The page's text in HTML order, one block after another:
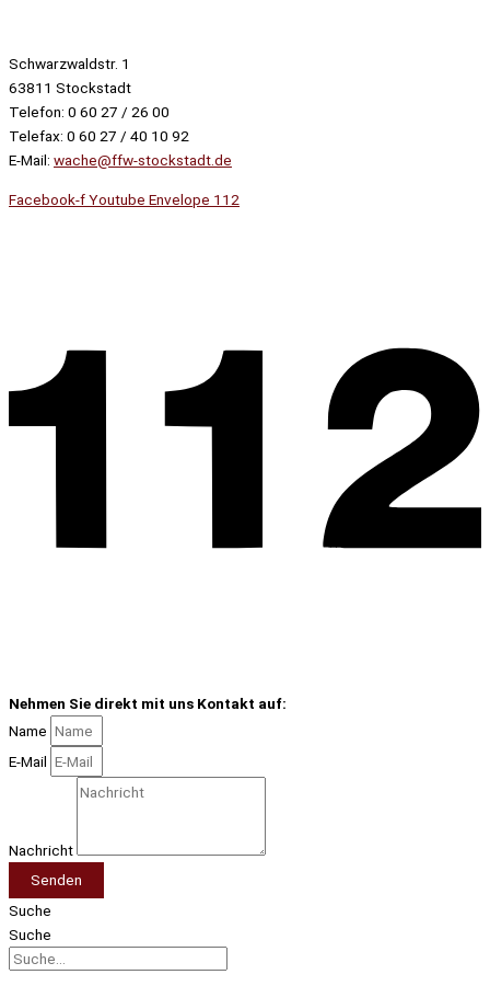
Schwarzwaldstr. 1
63811 Stockstadt
Telefon: 0 60 27 / 26 00
Telefax: 0 60 27 / 40 10 92
E-Mail: wache@ffw-stockstadt.de
Facebook-fYoutube Envelope 112
Nehmen Sie direkt mit uns Kontakt auf:
Name
E-Mail
Nachricht
Senden
Suche
Suche